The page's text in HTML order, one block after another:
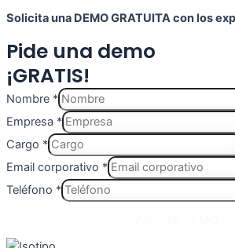
Solicita una DEMO GRATUITA con los
Pide una demo
¡GRATIS!
Nombre *
Empresa *
Cargo *
Email corporativo *
Teléfono *